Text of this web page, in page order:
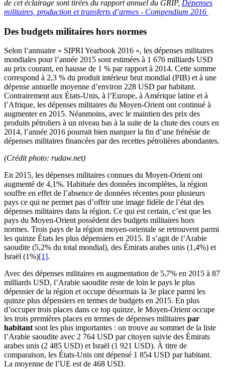
de cet éclairage sont tirées du rapport annuel du GRIP, Dépenses
militaires, production et transferts d’armes - Compendium 2016
Des budgets militaires hors normes
Selon l’annuaire « SIPRI Yearbook 2016 », les dépenses militaires
mondiales pour l’année 2015 sont estimées à 1 676 milliards USD
au prix courant, en hausse de 1 % par rapport à 2014. Cette somme
correspond à 2,3 % du produit intérieur brut mondial (PIB) et à une
dépense annuelle moyenne d’environ 228 USD par habitant.
Contrairement aux États-Unis, à l’Europe, à Amérique latine et à
l’Afrique, les dépenses militaires du Moyen-Orient ont continué à
augmenter en 2015. Néanmoins, avec le maintien des prix des
produits pétroliers à un niveau bas à la suite de la chute des cours en
2014, l’année 2016 pourrait bien marquer la fin d’une frénésie de
dépenses militaires financées par des recettes pétrolières abondantes.
​(Crédit photo: rudaw.net)
En 2015, les dépenses militaires connues du Moyen-Orient ont
augmenté de 4,1%. Habituée des données incomplètes, la région
souffre en effet de l’absence de données récentes pour plusieurs
pays ce qui ne permet pas d’offrir une image fidèle de l’état des
dépenses militaires dans la région. Ce qui est certain, c’est que les
pays du Moyen-Orient possèdent des budgets militaires hors
normes. Trois pays de la région moyen-orientale se retrouvent parmi
les quinze États les plus dépensiers en 2015. Il s’agit de l’Arabie
saoudite (5,2% du total mondial), des Émirats arabes unis (1,4%) et
Israël (1%)[1].
Avec des dépenses militaires en augmentation de 5,7% en 2015 à 87
milliards USD, l’Arabie saoudite reste de loin le pays le plus
dépensier de la région et occupe désormais la 3e place parmi les
quinze plus dépensiers en termes de budgets en 2015. En plus
d’occuper trois places dans ce top quinze, le Moyen-Orient occupe
les trois premières places en termes de dépenses militaires par
habitant sont les plus importantes : on trouve au sommet de la liste
l’Arabie saoudite avec 2 764 USD par citoyen suivie des Émirats
arabes unis (2 485 USD) et Israël (1 921 USD). À titre de
comparaison, les États-Unis ont dépensé 1 854 USD par habitant.
La moyenne de l’UE est de 468 USD.